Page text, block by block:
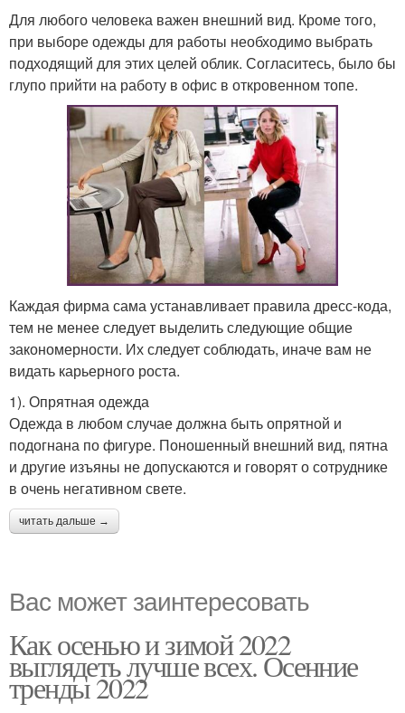
Для любого человека важен внешний вид. Кроме того,
при выборе одежды для работы необходимо выбрать
подходящий для этих целей облик. Согласитесь, было бы
глупо прийти на работу в офис в откровенном топе.
Каждая фирма сама устанавливает правила дресс-кода,
тем не менее следует выделить следующие общие
закономерности. Их следует соблюдать, иначе вам не
видать карьерного роста.
1). Опрятная одежда
Одежда в любом случае должна быть опрятной и
подогнана по фигуре. Поношенный внешний вид, пятна
и другие изъяны не допускаются и говорят о сотруднике
в очень негативном свете.
читать дальше →
Вас может заинтересовать
Как осенью и зимой 2022
выглядеть лучше всех. Осенние
тренды 2022